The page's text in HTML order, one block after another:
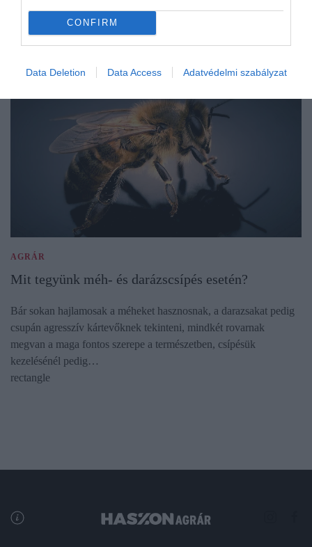
CONFIRM
Data Deletion Data Access Adatvédelmi szabályzat
AGRÁR
Mit tegyünk méh- és darázscsípés esetén?
Bár sokan hajlamosak a méheket hasznosnak, a darazsakat pedig
csupán agresszív kártevőknek tekinteni, mindkét rovarnak
megvan a maga fontos szerepe a természetben, csípésük
kezelésénél pedig…
rectangle